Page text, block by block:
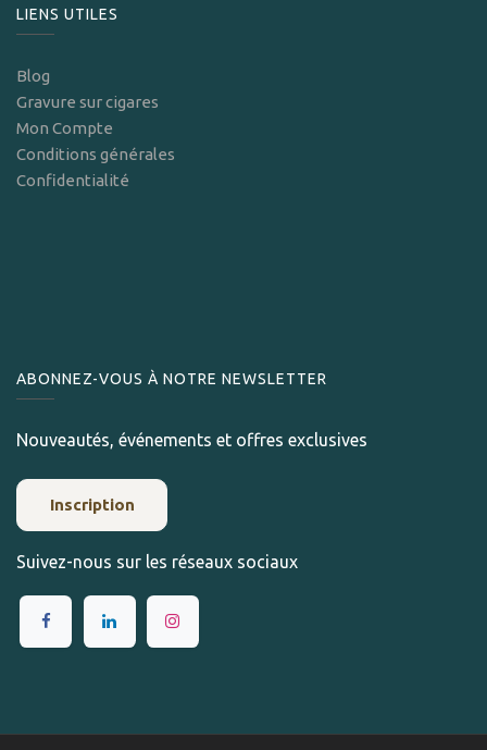
LIENS UTILES
Blog
Gravure sur cigares
Mon Compte
Conditions générales
Confidentialité
ABONNEZ-VOUS À NOTRE NEWSLETTER
Nouveautés, événements et offres exclusives
Inscription
Suivez-nous sur les réseaux sociaux